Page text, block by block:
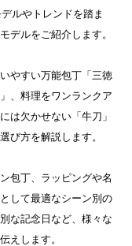
ルやトレンドを踏ま
デルをご紹介します。
やすい万能包丁「三徳
、料理をワンランクア
は欠かせない「牛刀」
び方を解説します。
包丁、ラッピングや名
して最適なシーン別の
な記念日など、様々な
えします。